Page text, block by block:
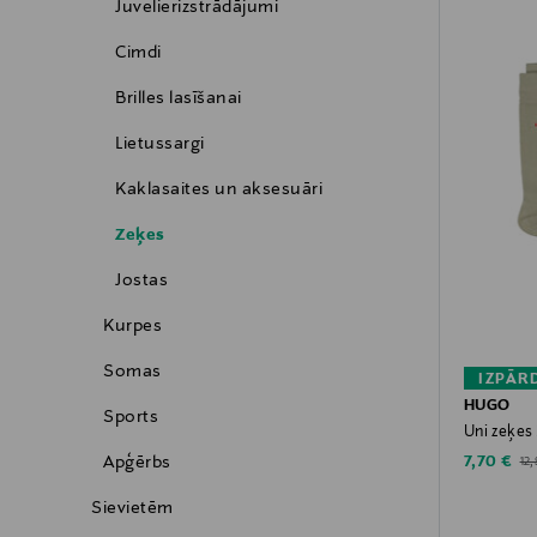
Juvelierizstrādājumi
Cimdi
Brilles lasīšanai
Lietussargi
Kaklasaites un aksesuāri
Zeķes
Jostas
Kurpes
Somas
Sports
Apģērbs
Sievietēm
HUGO
Uni zeķes
7,70 €